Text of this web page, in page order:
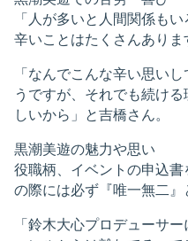
「人が多いと人間関係も
辛いことはたくさんありま
「なんでこんな辛い思い
うですが、それでも続け
しいから」と吉橋さん。
黒潮美遊の魅力や思い
役職柄、イベントの申込
の際には必ず『唯一無二』
「鈴木大心プロデューサ